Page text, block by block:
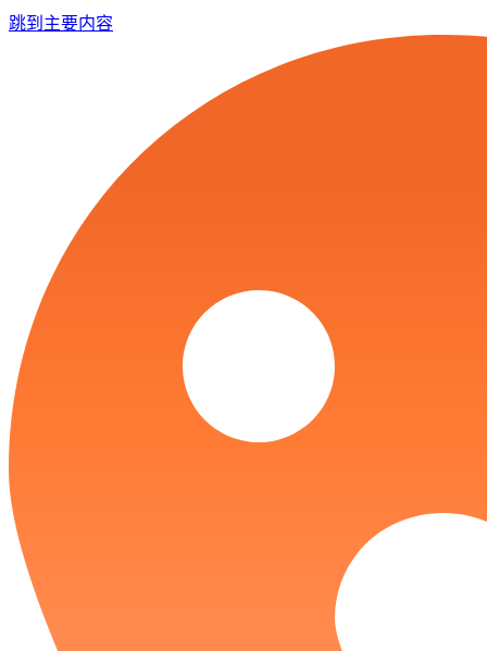
跳到主要内容